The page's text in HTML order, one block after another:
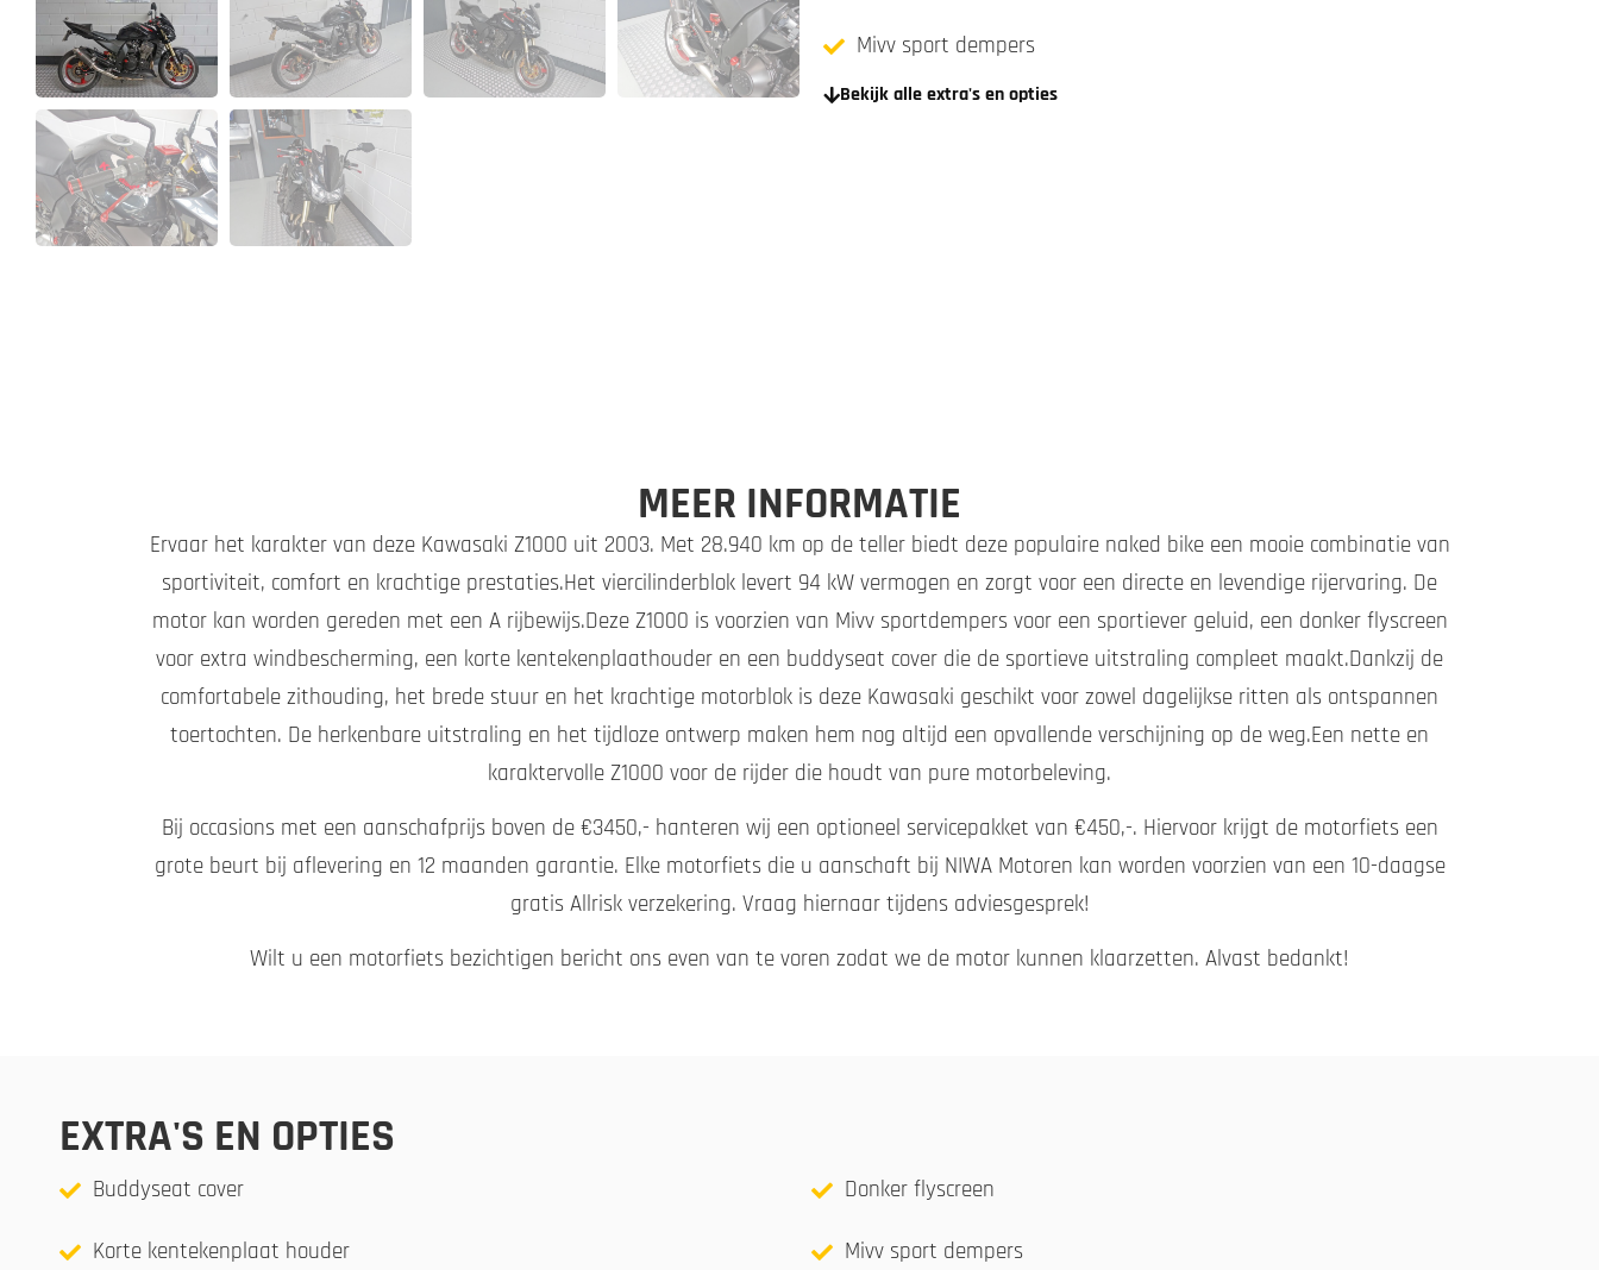
Mivv sport dempers
Bekijk alle extra's en opties
MEER INFORMATIE
Ervaar het karakter van deze Kawasaki Z1000 uit 2003. Met 28.940 km op de teller biedt deze populaire naked bike een mooie combinatie van
sportiviteit, comfort en krachtige prestaties.Het viercilinderblok levert 94 kW vermogen en zorgt voor een directe en levendige rijervaring. De
motor kan worden gereden met een A rijbewijs.Deze Z1000 is voorzien van Mivv sportdempers voor een sportiever geluid, een donker flyscreen
voor extra windbescherming, een korte kentekenplaathouder en een buddyseat cover die de sportieve uitstraling compleet maakt.Dankzij de
comfortabele zithouding, het brede stuur en het krachtige motorblok is deze Kawasaki geschikt voor zowel dagelijkse ritten als ontspannen
toertochten. De herkenbare uitstraling en het tijdloze ontwerp maken hem nog altijd een opvallende verschijning op de weg.Een nette en
karaktervolle Z1000 voor de rijder die houdt van pure motorbeleving.
Bij occasions met een aanschafprijs boven de €3450,- hanteren wij een optioneel servicepakket van €450,-. Hiervoor krijgt de motorfiets een
grote beurt bij aflevering en 12 maanden garantie. Elke motorfiets die u aanschaft bij NIWA Motoren kan worden voorzien van een 10-daagse
gratis Allrisk verzekering. Vraag hiernaar tijdens adviesgesprek!
Wilt u een motorfiets bezichtigen bericht ons even van te voren zodat we de motor kunnen klaarzetten. Alvast bedankt!
EXTRA'S EN OPTIES
Buddyseat cover Donker flyscreen
Korte kentekenplaat houder Mivv sport dempers